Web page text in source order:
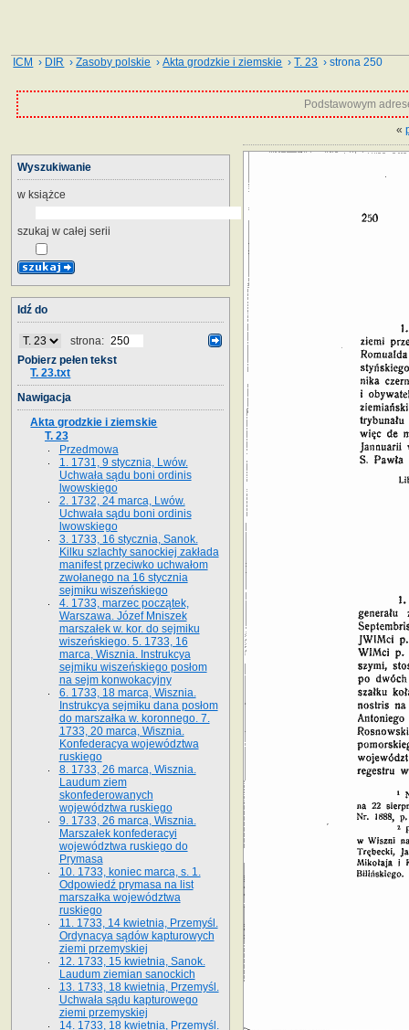
ICM › DIR ›Zasoby polskie ›Akta grodzkie i ziemskie ›T. 23 › strona 250
Podstawowym
«
Wyszukiwanie
w książce
szukaj w całej serii
Idź do
strona:
Pobierz pełen tekst
T. 23.txt
Nawigacja
Akta grodzkie i ziemskie
T. 23
Przedmowa
1. 1731, 9 stycznia, Lwów.
Uchwała sądu boni ordinis
lwowskiego
2. 1732, 24 marca, Lwów.
Uchwała sądu boni ordinis
lwowskiego
3. 1733, 16 stycznia, Sanok.
Kilku szlachty sanockiej zakłada
manifest przeciwko uchwałom
zwołanego na 16 stycz­nia
sejmiku wiszeńskiego
4. 1733, marzec początek,
Warszawa. Józef Mniszek
marszałek w. kor. do sejmiku
wiszeńskiego. 5. 1733, 16
marca, Wisznia. Instrukcya
sejmiku wiszeńskiego posłom
na sejm konwokacyjny
6. 1733, 18 marca, Wisznia.
Instrukcya sejmiku dana posłom
do marszałka w. koronnego. 7.
1733, 20 marca, Wisznia.
Konfederacya województwa
ruskiego
8. 1733, 26 marca, Wisznia.
Laudum ziem
skonfederowanych
województwa ruskiego
9. 1733, 26 marca, Wisznia.
Marszałek konfederacyi
województwa ruskiego do
Prymasa
10. 1733, koniec marca, s. 1.
Odpowiedź prymasa na list
marszałka województwa
ruskiego
11. 1733, 14 kwietnia, Przemyśl.
Ordynacya sądów kapturowych
ziemi przemyskiej
12. 1733, 15 kwietnia, Sanok.
Laudum ziemian sanockich
13. 1733, 18 kwietnia, Przemyśl.
Uchwała sądu kapturowego
ziemi przemyskiej
14. 1733, 18 kwietnia, Przemyśl.